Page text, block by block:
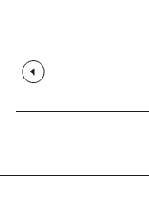
Médias précédents